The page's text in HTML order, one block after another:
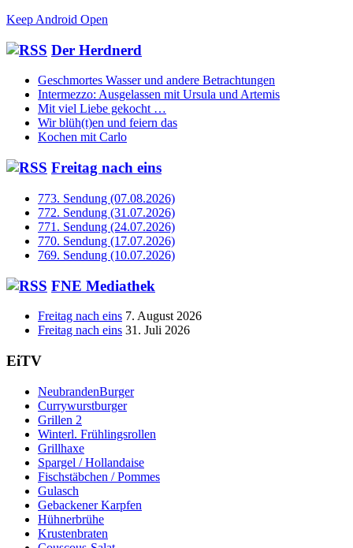
Keep Android Open
Der Herdnerd
Geschmortes Wasser und andere Betrachtungen
Intermezzo: Ausgelassen mit Ursula und Artemis
Mit viel Liebe gekocht …
Wir blüh(t)en und feiern das
Kochen mit Carlo
Freitag nach eins
773. Sendung (07.08.2026)
772. Sendung (31.07.2026)
771. Sendung (24.07.2026)
770. Sendung (17.07.2026)
769. Sendung (10.07.2026)
FNE Mediathek
Freitag nach eins 7. August 2026
Freitag nach eins 31. Juli 2026
EiTV
NeubrandenBurger
Currywurstburger
Grillen 2
Winterl. Frühlingsrollen
Grillhaxe
Spargel / Hollandaise
Fischstäbchen / Pommes
Gulasch
Gebackener Karpfen
Hühnerbrühe
Krustenbraten